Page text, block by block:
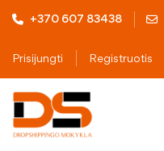
+370 607 83438
Prisijungti Registruotis